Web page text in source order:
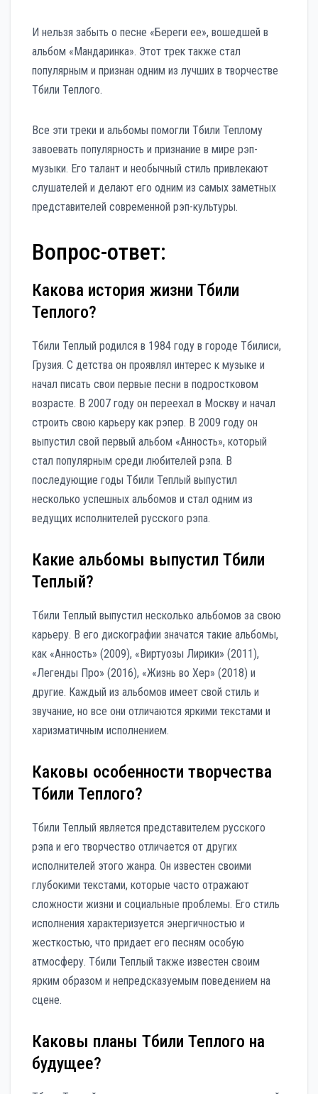
И нельзя забыть о песне «Береги ее», вошедшей в
альбом «Мандаринка». Этот трек также стал
популярным и признан одним из лучших в творчестве
Тбили Теплого.
Все эти треки и альбомы помогли Тбили Теплому
завоевать популярность и признание в мире рэп-
музыки. Его талант и необычный стиль привлекают
слушателей и делают его одним из самых заметных
представителей современной рэп-культуры.
Вопрос-ответ:
Какова история жизни Тбили
Теплого?
Тбили Теплый родился в 1984 году в городе Тбилиси,
Грузия. С детства он проявлял интерес к музыке и
начал писать свои первые песни в подростковом
возрасте. В 2007 году он переехал в Москву и начал
строить свою карьеру как рэпер. В 2009 году он
выпустил свой первый альбом «Анность», который
стал популярным среди любителей рэпа. В
последующие годы Тбили Теплый выпустил
несколько успешных альбомов и стал одним из
ведущих исполнителей русского рэпа.
Какие альбомы выпустил Тбили
Теплый?
Тбили Теплый выпустил несколько альбомов за свою
карьеру. В его дискографии значатся такие альбомы,
как «Анность» (2009), «Виртуозы Лирики» (2011),
«Легенды Про» (2016), «Жизнь во Хер» (2018) и
другие. Каждый из альбомов имеет свой стиль и
звучание, но все они отличаются яркими текстами и
харизматичным исполнением.
Каковы особенности творчества
Тбили Теплого?
Тбили Теплый является представителем русского
рэпа и его творчество отличается от других
исполнителей этого жанра. Он известен своими
глубокими текстами, которые часто отражают
сложности жизни и социальные проблемы. Его стиль
исполнения характеризуется энергичностью и
жесткостью, что придает его песням особую
атмосферу. Тбили Теплый также известен своим
ярким образом и непредсказуемым поведением на
сцене.
Каковы планы Тбили Теплого на
будущее?